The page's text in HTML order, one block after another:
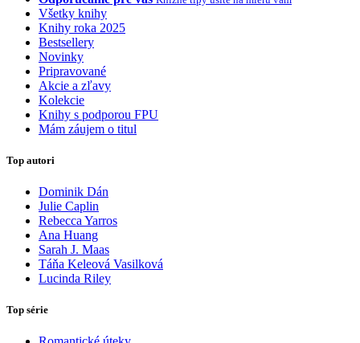
Všetky knihy
Knihy roka 2025
Bestsellery
Novinky
Pripravované
Akcie a zľavy
Kolekcie
Knihy s podporou FPU
Mám záujem o titul
Top autori
Dominik Dán
Julie Caplin
Rebecca Yarros
Ana Huang
Sarah J. Maas
Táňa Keleová Vasilková
Lucinda Riley
Top série